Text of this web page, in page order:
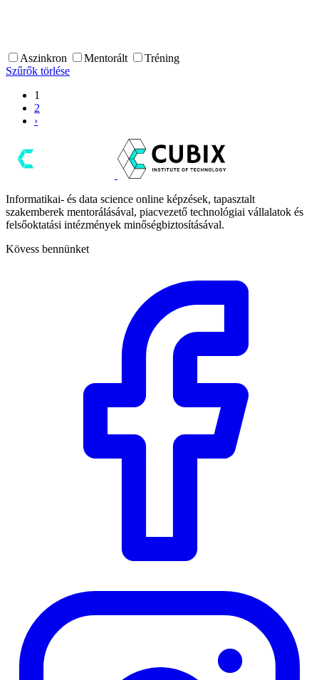
Aszinkron Mentorált
Tréning
Szűrők törlése
1
2
›
Informatikai- és data science online képzések, tapasztalt
szakemberek mentorálásával, piacvezető technológiai vállalatok és
felsőoktatási intézmények minőségbiztosításával.
Kövess bennünket